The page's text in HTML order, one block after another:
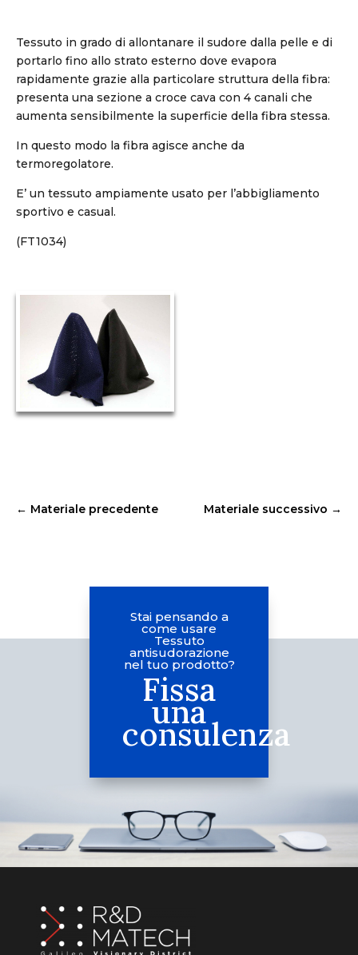
Tessuto in grado di allontanare il sudore dalla pelle e di
portarlo fino allo strato esterno dove evapora
rapidamente grazie alla particolare struttura della fibra:
presenta una sezione a croce cava con 4 canali che
aumenta sensibilmente la superficie della fibra stessa.
In questo modo la fibra agisce anche da
termoregolatore.
E’ un tessuto ampiamente usato per l’abbigliamento
sportivo e casual.
(FT1034)
← Materiale precedente Materiale successivo →
Stai pensando a
come usare
Tessuto
antisudorazione
nel tuo prodotto?
Fissa
una
consulenza